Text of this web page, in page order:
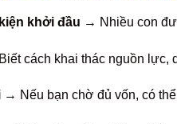
khởi đầu → Nhiều con
cách khai thác nguồn lực,
→ Nếu bạn chờ đủ vốn, có